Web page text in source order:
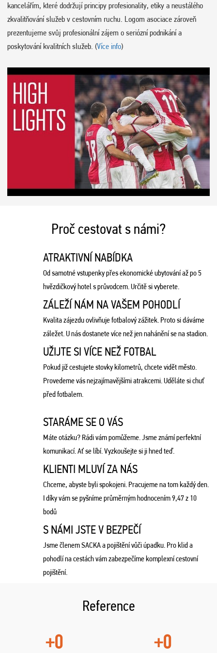
kancelářím, které dodržují principy profesionality, etiky a neustálého
zkvalitňování služeb v cestovním ruchu. Logom asociace zároveň
prezentujeme svůj profesionální zájem o seriózní podnikání a
poskytování kvalitních služeb. (Více info)
Proč cestovat s námi?
ATRAKTIVNÍ NABÍDKA
Od samotné vstupenky přes ekonomické ubytování až po 5
hvězdičkový hotel s průvodcem. Určitě si vyberete.
ZÁLEŽÍ NÁM NA VAŠEM POHODLÍ
Kvalita zájezdu ovlivňuje fotbalový zážitek. Proto si dáváme
záležet. U nás dostanete více než jen nahánění se na stadion.
UŽIJTE SI VÍCE NEŽ FOTBAL
Pokud již cestujete stovky kilometrů, chcete vidět město.
Provedeme vás nejzajímavějšími atrakcemi. Uděláte si chuť
před fotbalem.
STARÁME SE O VÁS
Máte otázku? Rádi vám pomůžeme. Jsme známí perfektní
komunikací. Ať se líbí. Vyzkoušejte si ji hned teď.
KLIENTI MLUVÍ ZA NÁS
Chceme, abyste byli spokojeni. Pracujeme na tom každý den.
I díky vám se pyšníme průměrným hodnocením 9,47 z 10
bodů
S NÁMI JSTE V BEZPEČÍ
Jsme členem SACKA a pojištění vůči úpadku. Pro klid a
pohodlí na cestách vám zabezpečíme komplexní cestovní
pojištění.
Reference
+0 +0